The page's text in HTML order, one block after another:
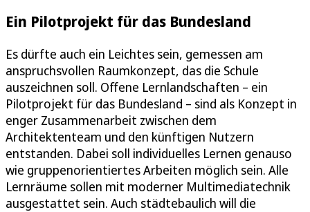
Ein Pilotprojekt für das Bundesland
Es dürfte auch ein Leichtes sein, gemessen am
anspruchsvollen Raumkonzept, das die Schule
auszeichnen soll. Offene Lernlandschaften – ein
Pilotprojekt für das Bundesland – sind als Konzept in
enger Zusammenarbeit zwischen dem
Architektenteam und den künftigen Nutzern
entstanden. Dabei soll individuelles Lernen genauso
wie gruppenorientiertes Arbeiten möglich sein. Alle
Lernräume sollen mit moderner Multimediatechnik
ausgestattet sein. Auch städtebaulich will die